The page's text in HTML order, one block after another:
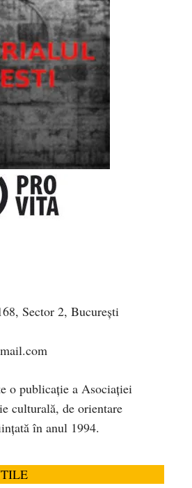
Sector 2, București
o publicaţie a Asociaţiei
culturală, de orientare
în anul 1994.